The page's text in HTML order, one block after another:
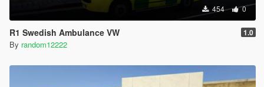
454 0
R1 Swedish Ambulance VW 1.0
By random12222